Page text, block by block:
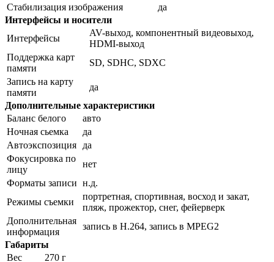
Стабилизация изображения
да
Интерфейсы и носители
Интерфейсы
AV-выход, компонентный видеовыход,
HDMI-выход
Поддержка карт
памяти
SD, SDHC, SDXC
Запись на карту
памяти
да
Дополнительные характеристики
Баланс белого
авто
Ночная сьемка
да
Автоэкспозиция да
Фокусировка по
лицу
нет
Форматы записи н.д.
Режимы съемки
портретная, спортивная, восход и закат,
пляж, прожектор, снег, фейерверк
Дополнительная
информация
запись в H.264, запись в MPEG2
Габариты
Вес
270 г